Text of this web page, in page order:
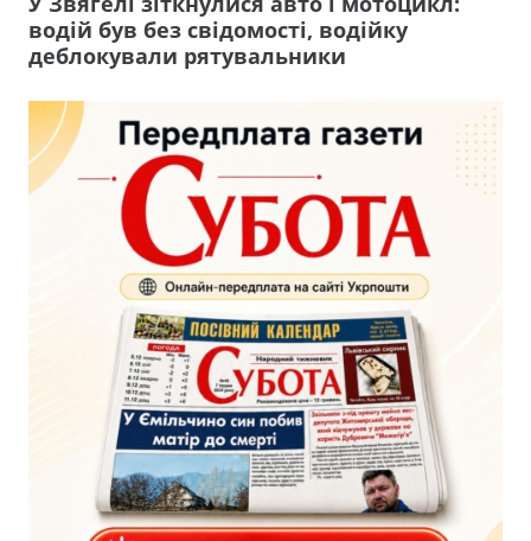
водій був без свідомості, водійку
деблокували рятувальники